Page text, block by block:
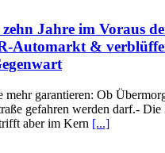
Jahre im Voraus
Automarkt &
mehr garantieren: Ob
gefahren werden darf.-
aber im Kern [...]